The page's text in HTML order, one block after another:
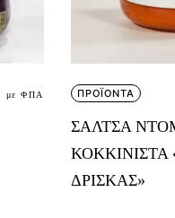
με ΦΠΑ ΠΡΟΪΟΝΤΑ
ΣΑΛΤΣΑ
ΚΟΚΚΙΝΙΣΤΑ
ΔΡΙΣΚΑΣ»